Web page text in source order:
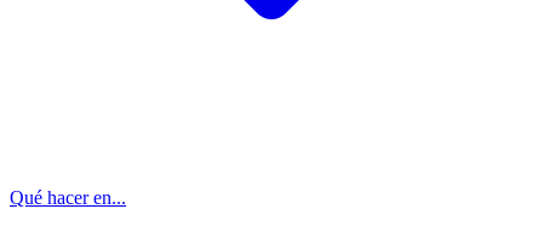
Qué hacer en...